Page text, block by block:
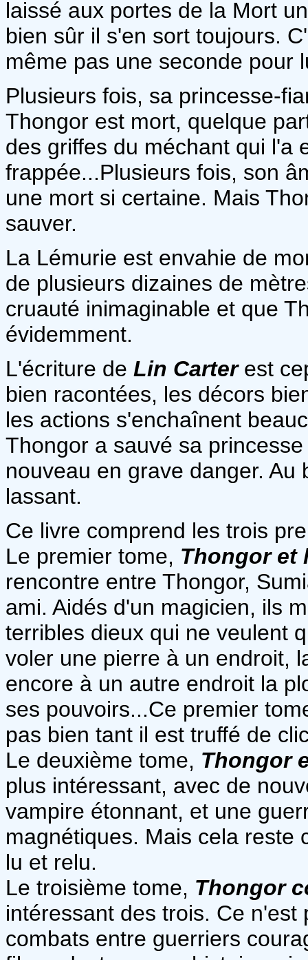
laissé aux portes de la Mort
bien sûr il s'en sort toujours.
même pas une seconde pour
Plusieurs fois, sa princesse-
Thongor est mort, quelque
des griffes du méchant qui l'a
frappée...Plusieurs fois, son
une mort si certaine. Mais
sauver.
La Lémurie est envahie de
de plusieurs dizaines de
cruauté inimaginable et que
évidemment.
L'écriture de Lin Carterest
bien racontées, les décors
les actions s'enchaînent
Thongor a sauvé sa
nouveau en grave danger.
lassant.
Ce livre comprend les trois
Le premier tome, Thongor et
rencontre entre Thongor,
ami. Aidés d'un magicien, ils
terribles dieux qui ne veulent
voler une pierre à un endroit,
encore à un autre endroit la
ses pouvoirs...Ce premier
pas bien tant il est truffé de
Le deuxième tome, Thongor
plus intéressant, avec de
vampire étonnant, et une
magnétiques. Mais cela reste
lu et relu.
Le troisième tome, Thongor
intéressant des trois. Ce
combats entre guerriers